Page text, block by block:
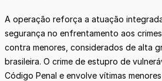
A operação reforça a atuação
segurança no enfrentamento aos
contra menores, considerados de alta
brasileira. O crime de estupro de
Código Penal e envolve vítimas